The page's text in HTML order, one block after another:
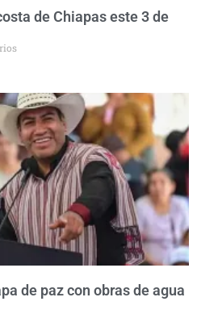
de Chiapas este 3 de
de paz con obras de agua